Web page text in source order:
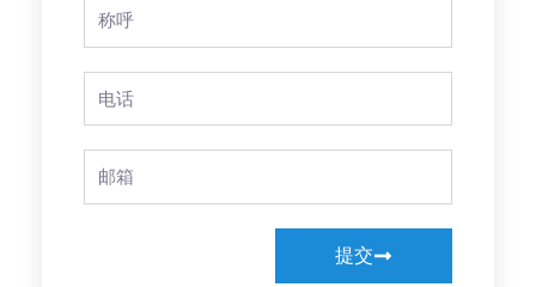
Full
Name
Phone
Email
提交